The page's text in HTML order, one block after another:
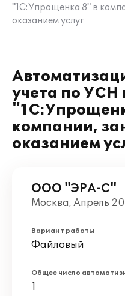
"1С:Упрощенка 8" в
оказанием услуг
учета по УСН
компании,
оказанием
ООО "ЭРА-С"
Москва, Апрель
Вариант работы
Файловый
Общее число
1